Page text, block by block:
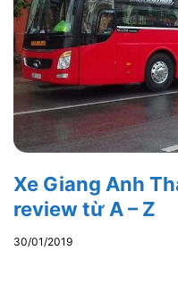
Xe Giang Anh
review từ A – Z
30/01/2019